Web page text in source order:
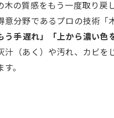
の質感をもう一度取り戻
分野であるプロの技術「
手遅れ」「上から濃い
（あく）や汚れ、カビを
。